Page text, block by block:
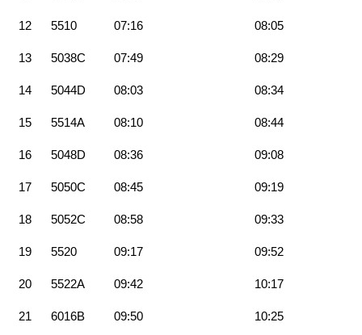
12 5510 07:16 08:05
13 5038C 07:49 08:29
14 5044D 08:03 08:34
15 5514A 08:10 08:44
16 5048D 08:36 09:08
17 5050C 08:45 09:19
18 5052C 08:58 09:33
19 5520 09:17 09:52
20 5522A 09:42 10:17
21 6016B 09:50 10:25